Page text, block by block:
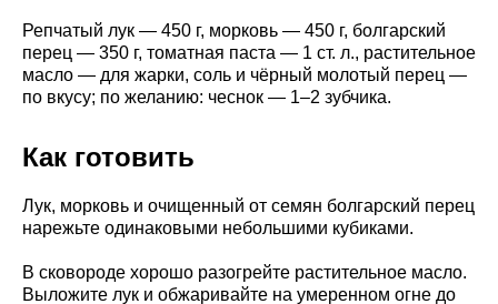
Репчатый лук — 450 г, морковь — 450 г, болгарский
перец — 350 г, томатная паста — 1 ст. л., растительное
масло — для жарки, соль и чёрный молотый перец —
по вкусу; по желанию: чеснок — 1–2 зубчика.
Как готовить
Лук, морковь и очищенный от семян болгарский перец
нарежьте одинаковыми небольшими кубиками.
В сковороде хорошо разогрейте растительное масло.
Выложите лук и обжаривайте на умеренном огне до